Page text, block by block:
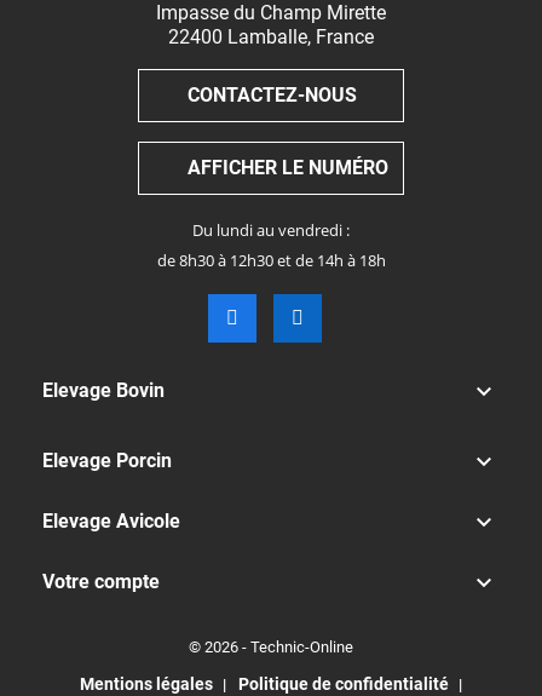
Impasse du Champ Mirette
22400 Lamballe, France
CONTACTEZ-NOUS
AFFICHER LE NUMÉRO
Du lundi au vendredi :
de 8h30 à 12h30 et de 14h à 18h
Elevage Bovin 
Elevage Porcin 
Elevage Avicole 
Votre compte 
© 2026 - Technic-Online
Mentions légales Politique de confidentialité